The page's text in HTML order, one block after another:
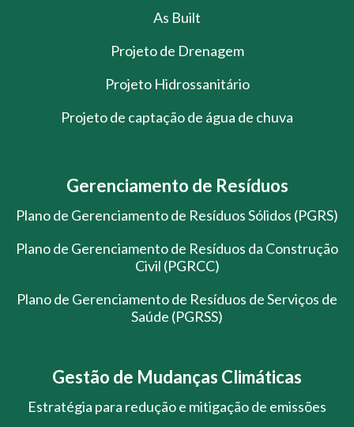
As Built
Projeto de Drenagem
Projeto Hidrossanitário
Projeto de captação de água de chuva
Gerenciamento de Resíduos
Plano de Gerenciamento de Resíduos Sólidos (PGRS)
Plano de Gerenciamento de Resíduos da Construção
Civil (PGRCC)
Plano de Gerenciamento de Resíduos de Serviços de
Saúde (PGRSS)
Gestão de Mudanças Climáticas
Estratégia para redução e mitigação de emissões